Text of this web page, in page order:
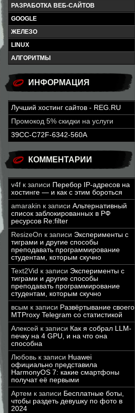
РАЗРАБОТКА ВЕБ-САЙТОВ
GOOGLE
ЖЕЛЕЗО
LINUX
АЛГОРИТМЫ
ИНФОРМАЦИЯ
Лучший хостинг сайтов - REG.RU
Промокод 5% скидки на услуги
39CC-C72F-6342-560A
КОММЕНТАРИИ
v4f к записи Перебор IP-адресов на
хостинге — и как с этим бороться
amarakin к записи Альтернативный
список заблокированных в РФ
ресурсов Re:filter
ResizeOn к записи Эксперименты с
тиграми и другие способы
преподавать программирование
студентам, которым скучно
Text2Vid к записи Эксперименты с
тиграми и другие способы
преподавать программирование
студентам, которым скучно
всым к записи Развёртывание своего
MTProxy Telegram со статистикой
Алексей к записи Как я собрал LLM-
печку на 4 GPU, и на что она
способна
Любовь к записи Huawei
официально представила
HarmonyOS 7: какие смартфоны
получат её первыми
Артем к записи Бесплатные боты,
чтобы раздеть девушку по фото в
2024